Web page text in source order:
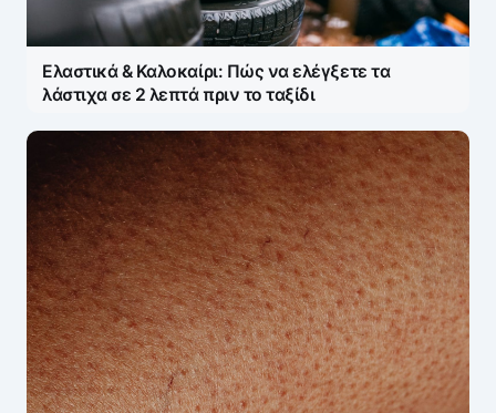
Ελαστικά & Καλοκαίρι: Πώς να ελέγξετε τα
λάστιχα σε 2 λεπτά πριν το ταξίδι